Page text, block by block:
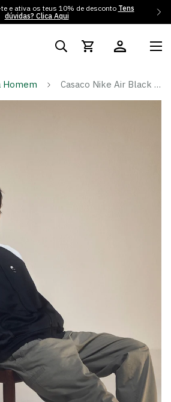
e ativa os teus 10% de desconto Tens
dúvidas? Clica Aqui
Homem Casaco Nike Air Black & White